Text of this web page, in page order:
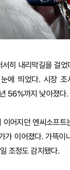
히 내리막길을 걸
에 띄었다. 시장
56%까지 낮아졌다.
어지던 엔씨소프
이어졌다. 가뜩
조정도 감지됐다.